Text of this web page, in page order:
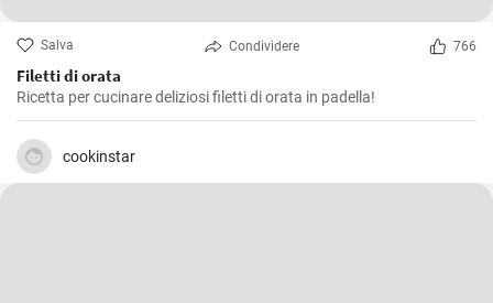
Salva Condividere 766
Filetti di orata
Ricetta per cucinare deliziosi filetti di orata in padella!
cookinstar